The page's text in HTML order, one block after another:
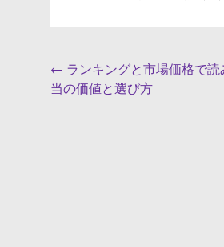
投
稿
← ランキングと市場価格で
当の価値と選び方